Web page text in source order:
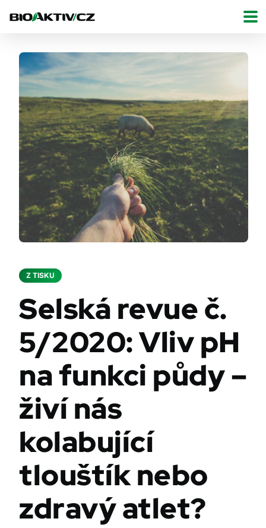
Z TISKU
Selská revue č.
5/2020: Vliv pH
na funkci půdy –
živí nás
kolabující
tlouštík nebo
zdravý atlet?